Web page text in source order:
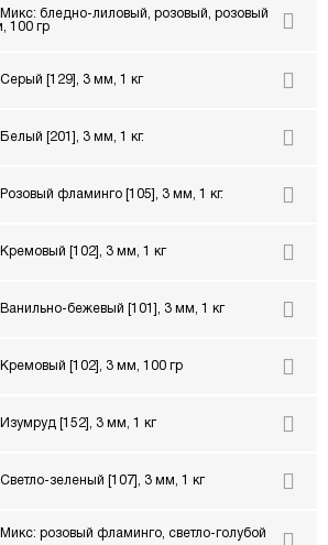
бледно-лиловый, розовый, розовый
100 гр
[129], 3 мм, 1 кг
[201], 3 мм, 1 кг.
фламинго [105], 3 мм, 1 кг.
[102], 3 мм, 1 кг
бежевый [101], 3 мм, 1 кг
[102], 3 мм, 100 гр
[152], 3 мм, 1 кг
зеленый [107], 3 мм, 1 кг
розовый фламинго, светло-голубой